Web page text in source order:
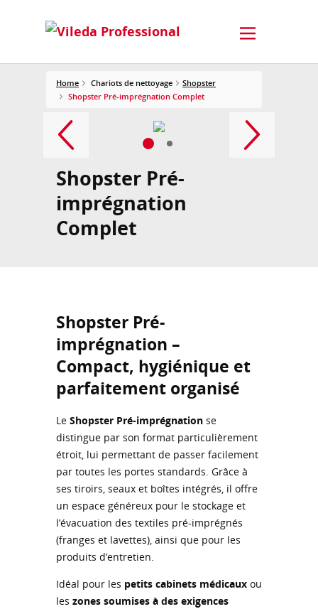
Home Chariots de nettoyage
Shopster
Shopster Pré-imprégnation Complet
Shopster Pré-
imprégnation
Complet
Shopster Pré-
imprégnation –
Compact, hygiénique et
parfaitement organisé
Le Shopster Pré-imprégnation se
distingue par son format particulièrement
étroit, lui permettant de passer facilement
par toutes les portes standards. Grâce à
ses tiroirs, seaux et boîtes intégrés, il offre
un espace généreux pour le stockage et
l’évacuation des textiles pré-imprégnés
(franges et lavettes), ainsi que pour les
produits d’entretien.
Idéal pour les petits cabinets médicaux ou
les zones soumises à des exigences